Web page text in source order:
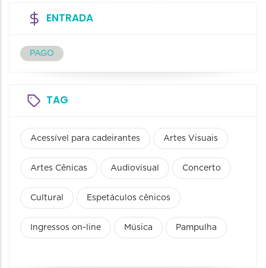
ENTRADA
PAGO
TAG
Acessível para cadeirantes Artes Visuais
Artes Cênicas Audiovisual Concerto
Cultural Espetáculos cênicos
Ingressos on-line Música Pampulha